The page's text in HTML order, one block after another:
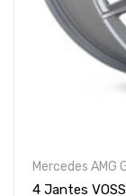
Mercedes AMG
4 Jantes